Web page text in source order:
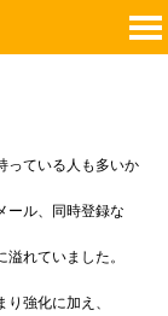
っている人も多いか
ール、同時登録な
れていました。
強化に加え、